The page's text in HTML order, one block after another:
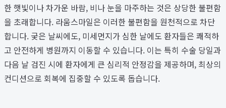
한 햇빛이나 차가운 바람, 비나 눈을 마주하는 것은 상당한 불편함
을 초래합니다. 라움스마일은 이러한 불편함을 원천적으로 차단
합니다. 궂은 날씨에도, 미세먼지가 심한 날에도 환자들은 쾌적하
고 안전하게 병원까지 이동할 수 있습니다. 이는 특히 수술 당일과
다음 날 검진 시에 환자에게 큰 심리적 안정감을 제공하며, 최상의
컨디션으로 회복에 집중할 수 있도록 돕습니다.